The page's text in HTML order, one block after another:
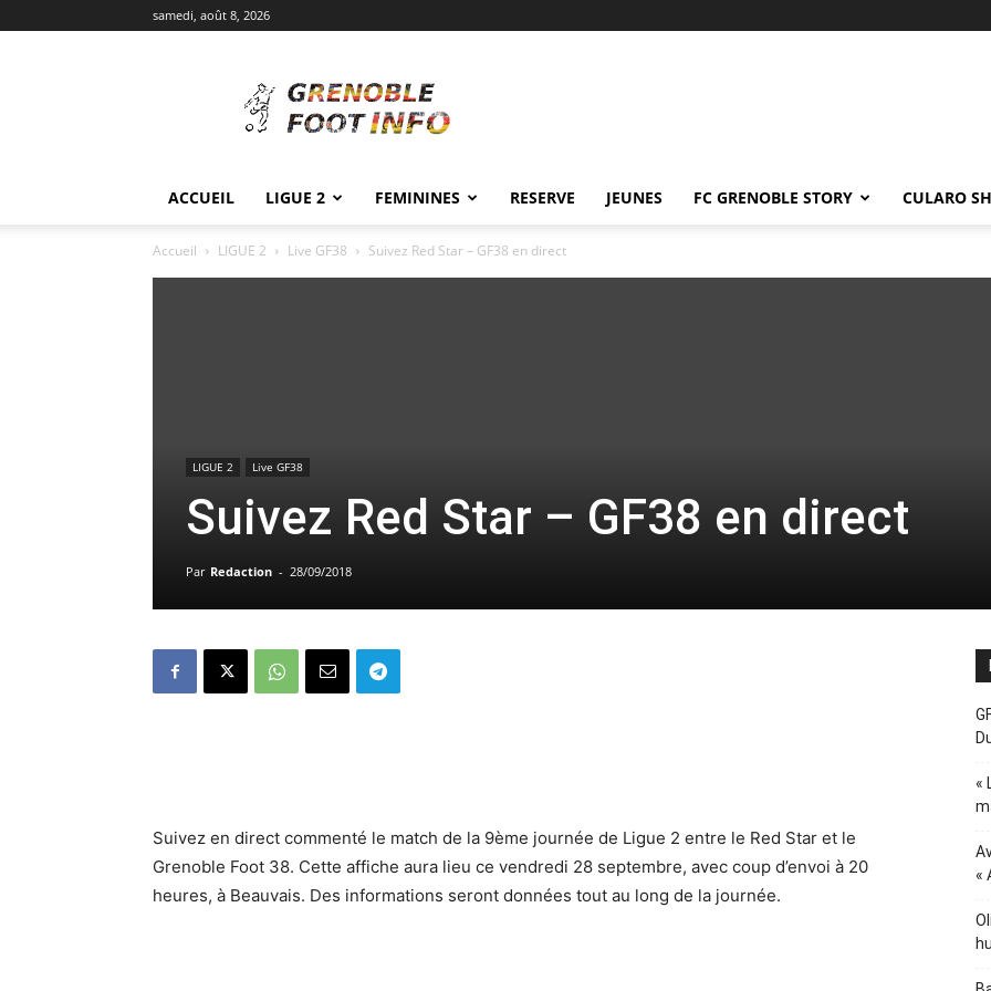
samedi, août 8, 2026
Foot
Info
ACCUEIL LIGUE 2 FEMININES RESERVE JEUNES FC GRENOBLE STORY CULARO
Accueil LIGUE 2 Live GF38 Suivez Red Star – GF38 en direct
LIGUE 2 Live GF38
Suivez Red Star – GF38 en direct
Par Redaction - 28/09/2018
Suivez en direct commenté le match de la 9ème journée de Ligue 2 entre le Red Star et le
Grenoble Foot 38. Cette affiche aura lieu ce vendredi 28 septembre, avec coup d’envoi à 20
heures, à Beauvais. Des informations seront données tout au long de la journée.
«
«